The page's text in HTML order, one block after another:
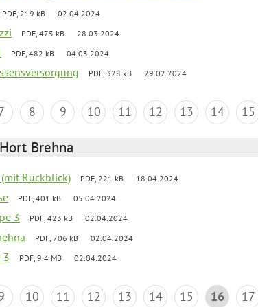
PDF, 219 kB 02.04.2024
PDF, 475 kB 28.03.2024
PDF, 482 kB 04.03.2024
PDF, 328 kB 29.02.2024
8 9 10 11 12 13 14 15
Brehna
Rückblick) PDF, 221 kB 18.04.2024
PDF, 401 kB 05.04.2024
3 PDF, 423 kB 02.04.2024
PDF, 706 kB 02.04.2024
3 PDF, 9.4 MB 02.04.2024
10 11 12 13 14 15 16 17